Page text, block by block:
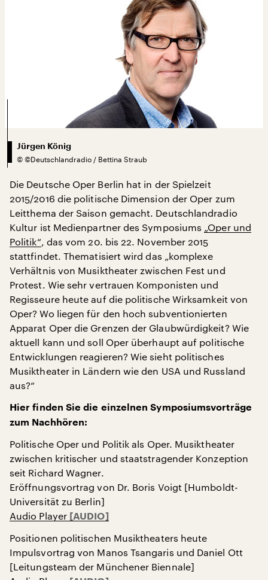
Jürgen König
© ©Deutschlandradio / Bettina Straub
Die Deutsche Oper Berlin hat in der Spielzeit
2015/2016 die politische Dimension der Oper zum
Leitthema der Saison gemacht. Deutschlandradio
Kultur ist Medienpartner des Symposiums „Oper und
Politik“, das vom 20. bis 22. November 2015
stattfindet. Thematisiert wird das „komplexe
Verhältnis von Musiktheater zwischen Fest und
Protest. Wie sehr vertrauen Komponisten und
Regisseure heute auf die politische Wirksamkeit von
Oper? Wo liegen für den hoch subventionierten
Apparat Oper die Grenzen der Glaubwürdigkeit? Wie
aktuell kann und soll Oper überhaupt auf politische
Entwicklungen reagieren? Wie sieht politisches
Musiktheater in Ländern wie den USA und Russland
aus?“
Hier finden Sie die einzelnen Symposiumsvorträge
zum Nachhören:
Politische Oper und Politik als Oper. Musiktheater
zwischen kritischer und staatstragender Konzeption
seit Richard Wagner.
Eröffnungsvortrag von Dr. Boris Voigt [Humboldt-
Universität zu Berlin]
Audio Player
Positionen politischen Musiktheaters heute
Impulsvortrag von Manos Tsangaris und Daniel Ott
[Leitungsteam der Münchener Biennale]